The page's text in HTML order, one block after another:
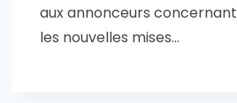
aux annonceurs concernant
les nouvelles mises…